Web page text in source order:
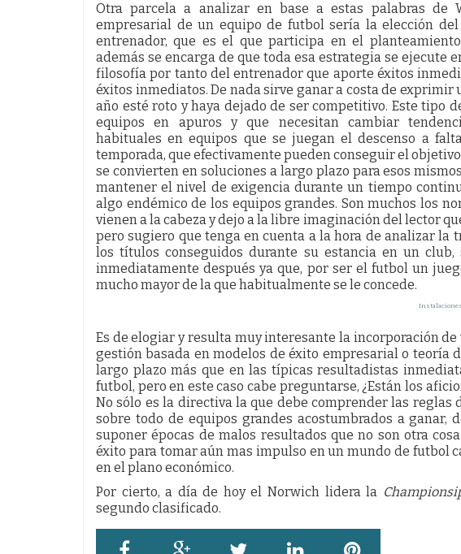
Otra parcela a analizar en base a estas palabras de
empresarial de un equipo de futbol sería la elección del
entrenador, que es el que participa en el
además se encarga de que toda esa estrategia se ejecute
filosofía por tanto del entrenador que aporte éxitos
éxitos inmediatos. De nada sirve ganar a costa de exprimir
año esté roto y haya dejado de ser competitivo. Este tipo
equipos en apuros y que necesitan cambiar
habituales en equipos que se juegan el descenso a
temporada, que efectivamente pueden conseguir el
se convierten en soluciones a largo plazo para esos
mantener el nivel de exigencia durante un tiempo
algo endémico de los equipos grandes. Son muchos los
vienen a la cabeza y dejo a la libre imaginación del lector
pero sugiero que tenga en cuenta a la hora de analizar la
los títulos conseguidos durante su estancia en un
inmediatamente después ya que, por ser el futbol un
mucho mayor de la que habitualmente se le concede.
Es de elogiar y resulta muy interesante la incorporación
gestión basada en modelos de éxito empresarial o teoría
largo plazo más que en las típicas resultadistas
futbol, pero en este caso cabe preguntarse, ¿Están los
No sólo es la directiva la que debe comprender las reglas
sobre todo de equipos grandes acostumbrados a ganar,
suponer épocas de malos resultados que no son otra
éxito para tomar aún mas impulso en un mundo de futbol
en el plano económico.
Por cierto, a día de hoy el Norwich lidera la
segundo clasificado.